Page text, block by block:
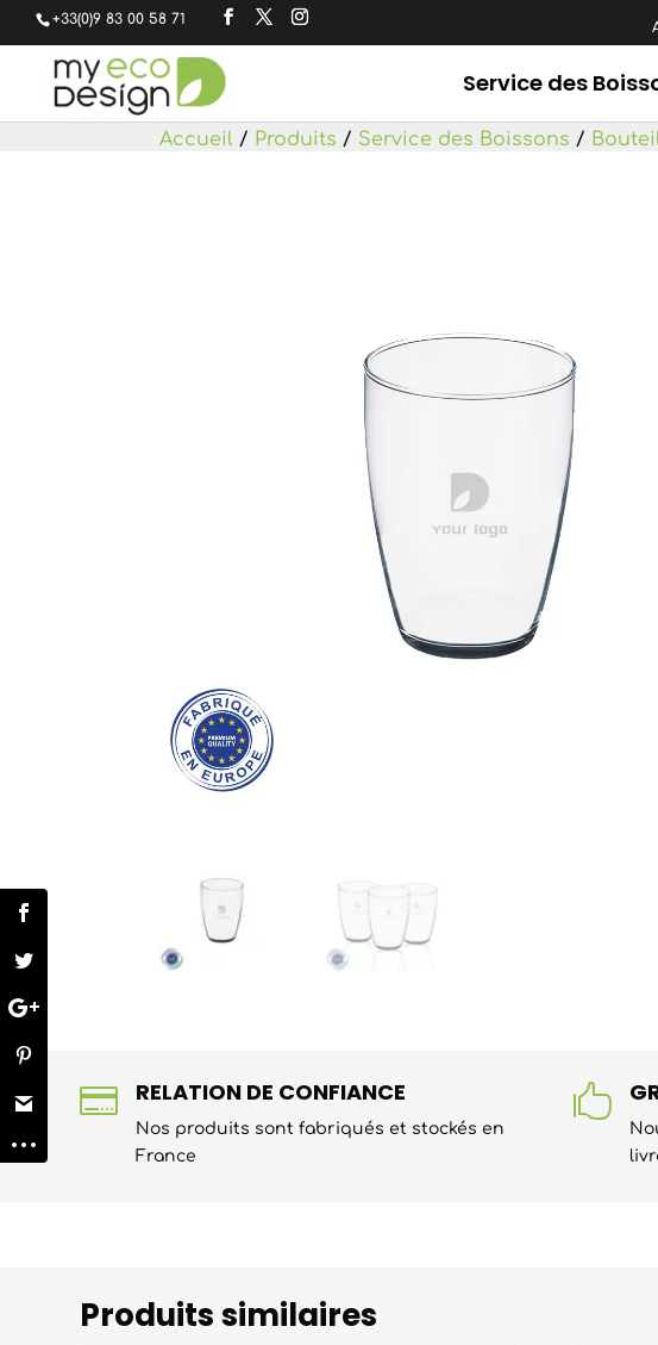
+33(0)9 83 00 58 71
Service des
Accueil / Produits / Service des Boissons /
 RELATION DE CONFIANCE
Nos produits sont fabriqués et stockés en
France

Produits similaires